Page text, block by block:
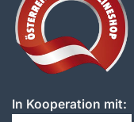
In Kooperation mit: